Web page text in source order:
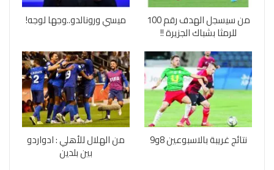
من سيسجل الهدف رقم 100
للرمثا بشباك الجزيرة !!
ميسي ورونالدو..وجها لوجه!
نتائج غريبة بالاسبوعين 8و9 من الهلال للأهلي : ادواردو
بين بلدين